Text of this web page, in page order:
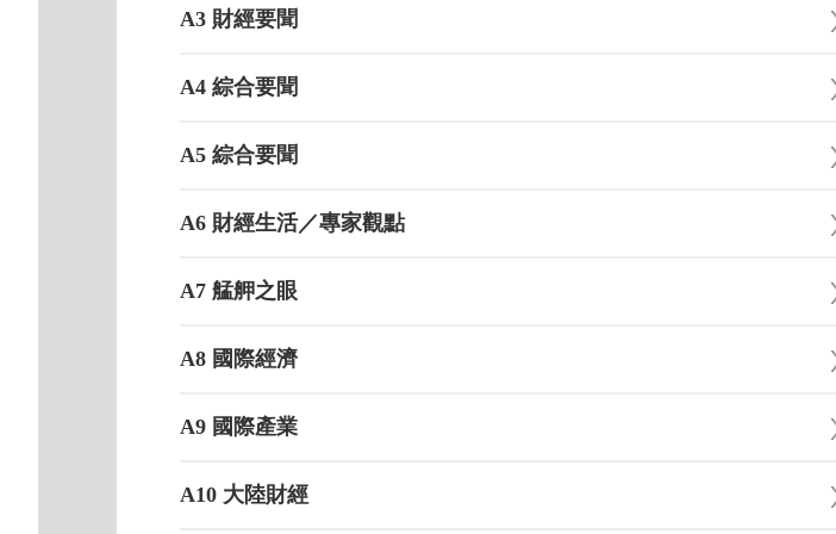
A3 財經要聞
A4 綜合要聞
A5 綜合要聞
A6 財經生活／專家觀點
A7 艋舺之眼
A8 國際經濟
A9 國際產業
A10 大陸財經